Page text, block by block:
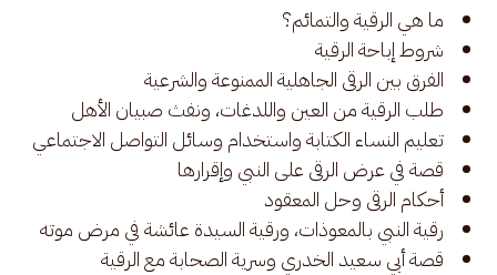
ما هي الرقية والتمائم؟
شروط إباحة الرقية
الفرق بين الرقى الجاهلية الممنوعة والشرعية
طلب الرقية من العين واللدغات، ونفث صبيان الأهل
تعليم النساء الكتابة واستخدام وسائل التواصل الاجتماعي
قصة في عرض الرقى على النبي وإقرارها
أحكام الرقى وحل المعقود
رقية النبي بالمعوذات، ورقية السيدة عائشة في مرض موته
قصة أبي سعيد الخدري وسرية الصحابة مع الرقية